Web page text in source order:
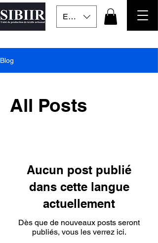
EUR (€)
Blog
All Posts
Aucun post publié
dans cette langue
actuellement
Dès que de nouveaux posts seront
publiés, vous les verrez ici.